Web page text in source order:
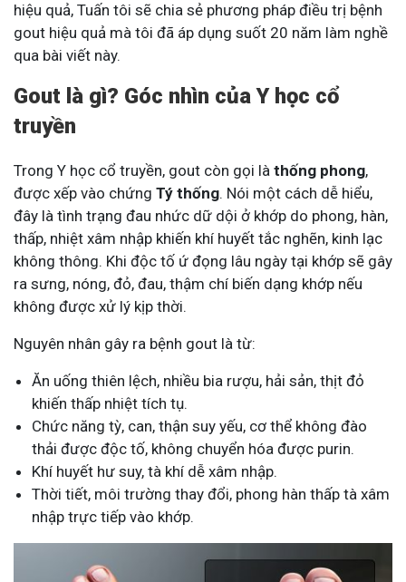
hiệu quả, Tuấn tôi sẽ chia sẻ phương pháp điều trị bệnh
gout hiệu quả mà tôi đã áp dụng suốt 20 năm làm nghề
qua bài viết này.
Gout là gì? Góc nhìn của Y học cổ
truyền
Trong Y học cổ truyền, gout còn gọi là thống phong,
được xếp vào chứng Tý thống. Nói một cách dễ hiểu,
đây là tình trạng đau nhức dữ dội ở khớp do phong, hàn,
thấp, nhiệt xâm nhập khiến khí huyết tắc nghẽn, kinh lạc
không thông. Khi độc tố ứ đọng lâu ngày tại khớp sẽ gây
ra sưng, nóng, đỏ, đau, thậm chí biến dạng khớp nếu
không được xử lý kịp thời.
Nguyên nhân gây ra bệnh gout là từ:
Ăn uống thiên lệch, nhiều bia rượu, hải sản, thịt đỏ
khiến thấp nhiệt tích tụ.
Chức năng tỳ, can, thận suy yếu, cơ thể không đào
thải được độc tố, không chuyển hóa được purin.
Khí huyết hư suy, tà khí dễ xâm nhập.
Thời tiết, môi trường thay đổi, phong hàn thấp tà xâm
nhập trực tiếp vào khớp.